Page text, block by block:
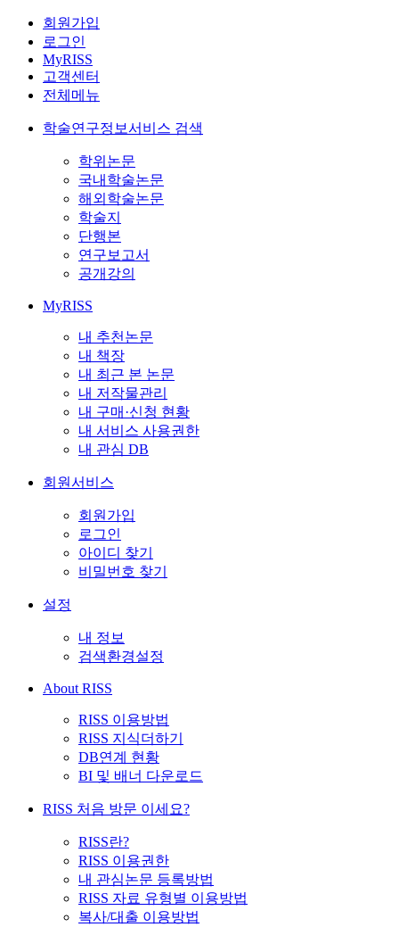
회원가입
로그인
MyRISS
고객센터
전체메뉴
학술연구정보서비스 검색
학위논문
국내학술논문
해외학술논문
학술지
단행본
연구보고서
공개강의
MyRISS
내 추천논문
내 책장
내 최근 본 논문
내 저작물관리
내 구매·신청 현황
내 서비스 사용권한
내 관심 DB
회원서비스
회원가입
로그인
아이디 찾기
비밀번호 찾기
설정
내 정보
검색환경설정
About RISS
RISS 이용방법
RISS 지식더하기
DB연계 현황
BI 및 배너 다운로드
RISS 처음 방문 이세요?
RISS란?
RISS 이용권한
내 관심논문 등록방법
RISS 자료 유형별 이용방법
복사/대출 이용방법